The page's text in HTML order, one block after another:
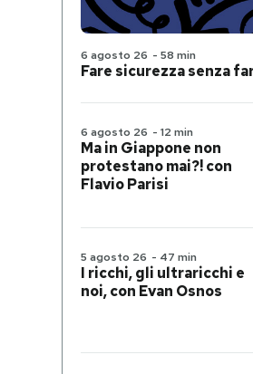
6 agosto 26 - 58 min
Fare sicurezza senza
6 agosto 26 - 12 min
Ma in Giappone non
protestano mai?! con
Flavio Parisi
5 agosto 26 - 47 min
I ricchi, gli ultraricchi e
noi, con Evan Osnos